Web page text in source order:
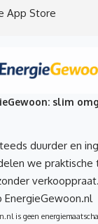
slim
duurder en
we praktische
verkooppraat.
is geen